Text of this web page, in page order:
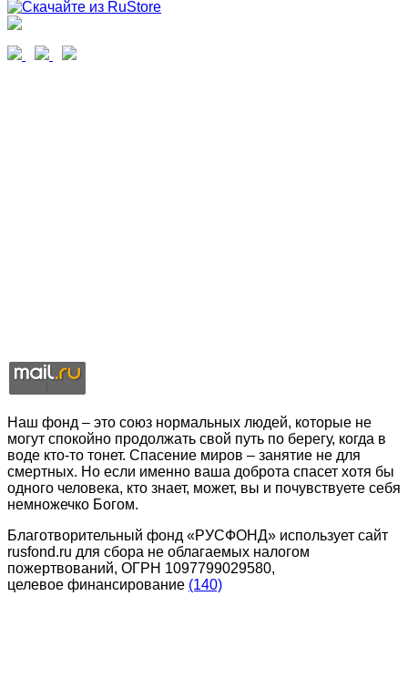
Наш фонд – это союз нормальных людей, которые не
могут спокойно продолжать свой путь по берегу, когда в
воде кто-то тонет. Спасение миров – занятие не для
смертных. Но если именно ваша доброта спасет хотя бы
одного человека, кто знает, может, вы и почувствуете себя
немножечко Богом.
Благотворительный фонд «РУСФОНД» использует сайт
rusfond.ru для сбора не облагаемых налогом
пожертвований, ОГРН 1097799029580,
целевое финансирование (140)